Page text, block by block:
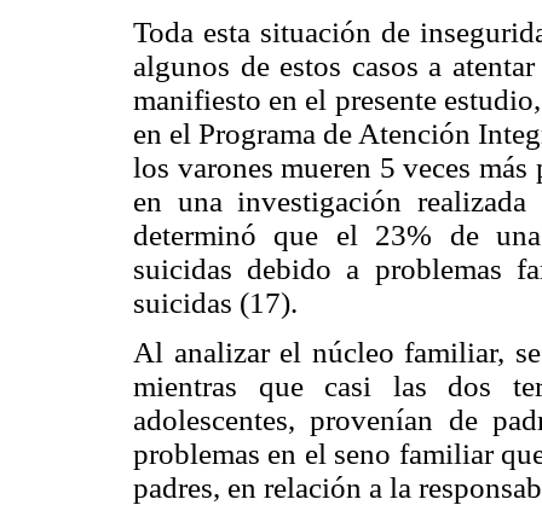
Toda esta situación de
algunos de estos casos a
manifiesto en el presente
en el Programa de Atención
los varones mueren 5 veces
en una investigación
determinó que el 23% de
suicidas debido a problemas
suicidas (17).
Al analizar el núcleo familiar,
mientras que casi las dos
adolescentes, provenían de
problemas en el seno familiar
padres, en relación a la